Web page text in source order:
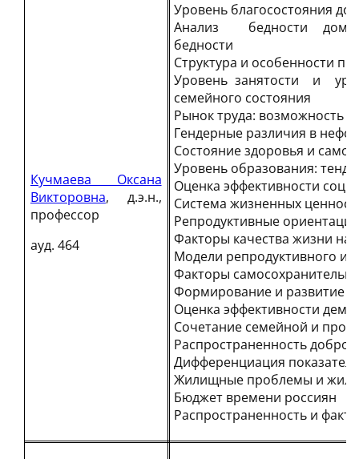
Кучмаева Оксана
Викторовна, д.э.н.,
профессор
ауд. 464
Уровень благосостояния
Анализ бедности
бедности
Структура и особенности
Уровень занятости и
семейного состояния
Рынок труда: возможность
Гендерные различия в
Состояние здоровья и
Уровень образования:
Оценка эффективности
Система жизненных
Репродуктивные
Факторы качества жизни
Модели репродуктивного и
Факторы
Формирование и развитие
Оценка эффективности
Сочетание семейной и
Распространенность
Дифференциация
Жилищные проблемы и
Бюджет времени россиян
Распространенность и